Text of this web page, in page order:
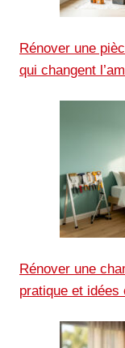
Rénover une
qui changent
Rénover une
pratique et idées